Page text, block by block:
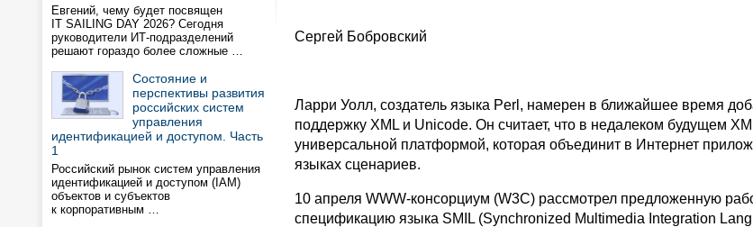
Евгений, чему будет посвящен
IT SAILING DAY 2026? Сегодня
руководители ИТ-подразделений
решают гораздо более сложные …
Состояние и
перспективы развития
российских систем
управления
идентификацией и доступом. Часть
1
Российский рынок систем управления
идентификацией и доступом (IAM)
объектов и субъектов
к корпоративным …
Сергей Бобровский
Ларри Уолл, создатель языка Perl, намерен в ближайшее время
поддержку XML и Unicode. Он считает, что в недалеком будущем
универсальной платформой, которая объединит в Интернет
языках сценариев.
10 апреля WWW-консорциум (W3C) рассмотрел предложенную
спецификацию языка SMIL (Synchronized Multimedia Integration